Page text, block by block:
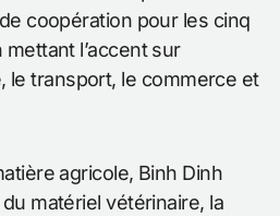
coopération pour les cinq
l’accent sur
le transport, le commerce et
agricole, Binh Dinh
matériel vétérinaire, la